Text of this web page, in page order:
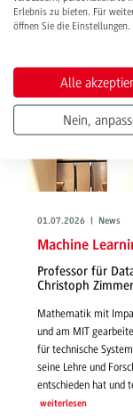
01.07.2026 | News
Machine
Professor für
Christoph Zimmer
Mathematik mit
und am MIT
für technische
seine Lehre und
entschieden hat und
weiterlesen
Erlebnis zu bieten. Für
öffnen Sie die Einstellungen.
Alle
Nein,